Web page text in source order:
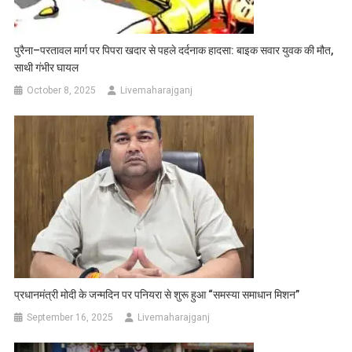
पुरैना–परतावल मार्ग पर पिपरा खदार से पहले दर्दनाक हादसा: बाइक सवार युवक की मौत,
साथी गंभीर घायल
October 8, 2025 Livemaharajganj
प्रधानमंत्री मोदी के जन्मदिन पर पनियरा से शुरू हुआ “समस्या समाधान मिशन”
September 16, 2025 Livemaharajganj